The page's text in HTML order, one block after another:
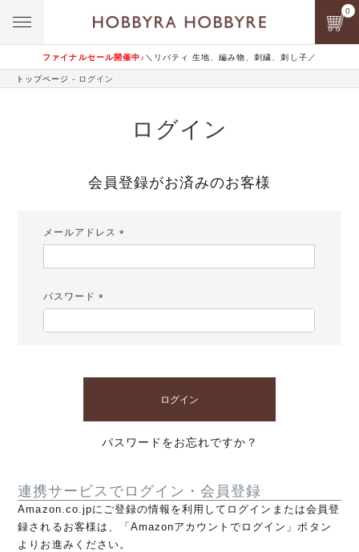
ファイナルセール開催中♪ ＼リバティ 生地、編み物、刺繍、刺し子／
0
トップページ ログイン
ログイン
会員登録がお済みのお客様
メールアドレス
パスワード
ログイン
パスワードをお忘れですか？
連携サービスでログイン・会員登録
Amazon.co.jpにご登録の情報を利用してログインまたは会員登
録されるお客様は、「Amazonアカウントでログイン」ボタン
よりお進みください。